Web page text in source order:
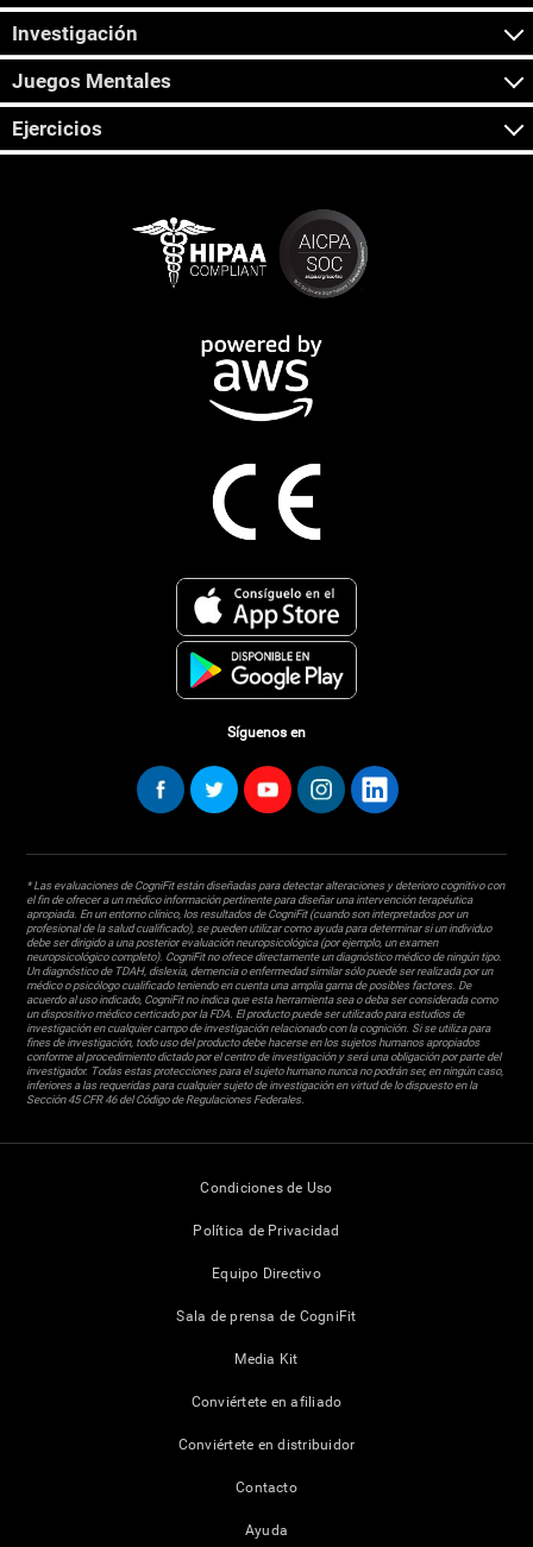
Investigación
Juegos Mentales
Ejercicios
Síguenos en
* Las evaluaciones de CogniFit están diseñadas para detectar alteraciones y deterioro cognitivo con
el fin de ofrecer a un médico información pertinente para diseñar una intervención terapéutica
apropiada. En un entorno clínico, los resultados de CogniFit (cuando son interpretados por un
profesional de la salud cualificado), se pueden utilizar como ayuda para determinar si un individuo
debe ser dirigido a una posterior evaluación neuropsicológica (por ejemplo, un examen
neuropsicológico completo). CogniFit no ofrece directamente un diagnóstico médico de ningún tipo.
Un diagnóstico de TDAH, dislexia, demencia o enfermedad similar sólo puede ser realizada por un
médico o psicólogo cualificado teniendo en cuenta una amplia gama de posibles factores. De
acuerdo al uso indicado, CogniFit no indica que esta herramienta sea o deba ser considerada como
un dispositivo médico certicado por la FDA. El producto puede ser utilizado para estudios de
investigación en cualquier campo de investigación relacionado con la cognición. Si se utiliza para
fines de investigación, todo uso del producto debe hacerse en los sujetos humanos apropiados
conforme al procedimiento dictado por el centro de investigación y será una obligación por parte del
investigador. Todas estas protecciones para el sujeto humano nunca no podrán ser, en ningún caso,
inferiores a las requeridas para cualquier sujeto de investigación en virtud de lo dispuesto en la
Sección 45 CFR 46 del Código de Regulaciones Federales.
Condiciones de Uso
Política de Privacidad
Equipo Directivo
Sala de prensa de CogniFit
Media Kit
Conviértete en afiliado
Conviértete en distribuidor
Contacto
Ayuda